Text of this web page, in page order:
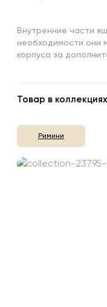
Внутренние части
необходимости они
корпуса за
Товар в коллекциях
Римини